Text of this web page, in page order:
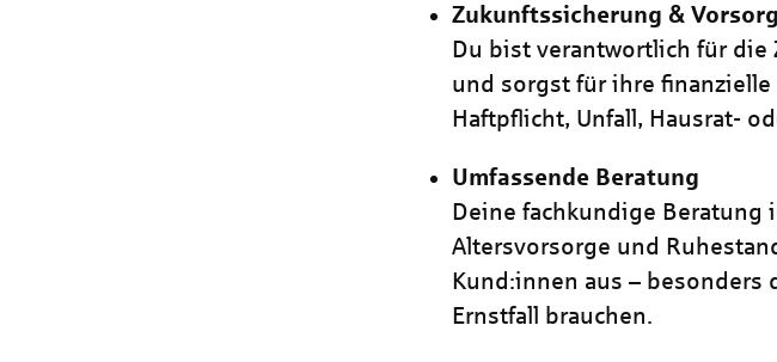
Zukunftssicherung &
Du bist verantwortlich für
und sorgst für ihre finanzielle
Haftpflicht, Unfall, Hausrat-
Umfassende Beratung
Deine fachkundige Beratung
Altersvorsorge und
Kund:innen aus – besonders
Ernstfall brauchen.